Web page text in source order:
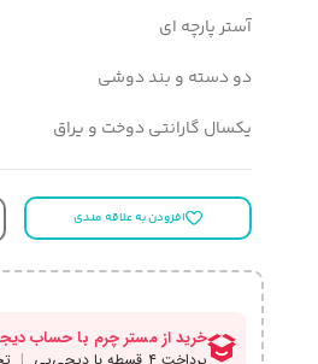
آستر پارچه ای
دو دسته و بند دوشی
یکسال گارانتی دوخت و یراق
افزودن به علاقه مندی